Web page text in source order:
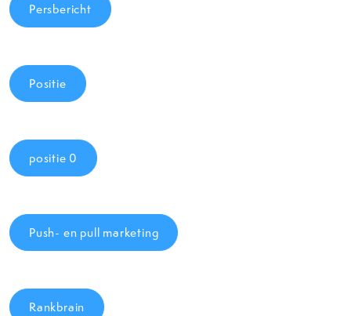
Persbericht
Positie
positie 0
Push- en pull marketing
Rankbrain